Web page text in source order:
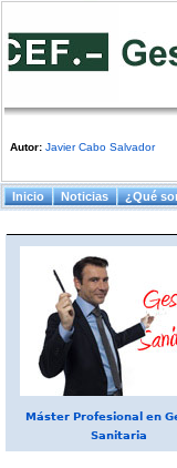
Autor: Javier Cabo Salvador
Menú principal
Inicio Noticias ¿Qué
Máster Profesional en
Sanitaria